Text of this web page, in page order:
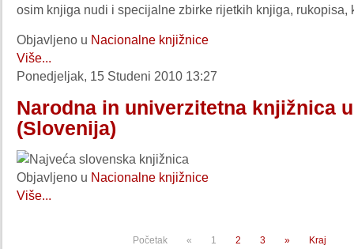
osim knjiga nudi i specijalne zbirke rijetkih knjiga, rukopisa,
Objavljeno u Nacionalne knjižnice
Više...
Ponedjeljak, 15 Studeni 2010 13:27
Narodna in univerzitetna knjižnica
(Slovenija)
Najveća slovenska knjižnica
Objavljeno u Nacionalne knjižnice
Više...
Početak « 1 2 3 » Kraj